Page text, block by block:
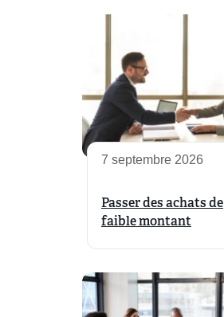
7 septembre 2026
Passer des achats de
faible montant